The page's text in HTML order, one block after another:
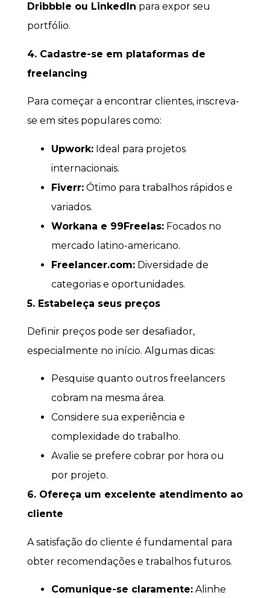
Dribbble ou LinkedIn para expor seu
portfólio.
4. Cadastre-se em plataformas de
freelancing
Para começar a encontrar clientes, inscreva-
se em sites populares como:
Upwork: Ideal para projetos
internacionais.
Fiverr: Ótimo para trabalhos rápidos e
variados.
Workana e 99Freelas: Focados no
mercado latino-americano.
Freelancer.com: Diversidade de
categorias e oportunidades.
5. Estabeleça seus preços
Definir preços pode ser desafiador,
especialmente no início. Algumas dicas:
Pesquise quanto outros freelancers
cobram na mesma área.
Considere sua experiência e
complexidade do trabalho.
Avalie se prefere cobrar por hora ou
por projeto.
6. Ofereça um excelente atendimento ao
cliente
A satisfação do cliente é fundamental para
obter recomendações e trabalhos futuros.
Comunique-se claramente: Alinhe